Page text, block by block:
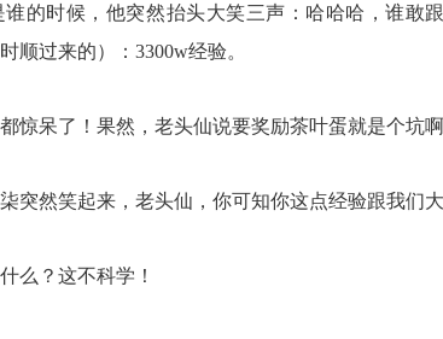
的时候，他突然抬头大笑三声：哈哈哈，谁敢
顺过来的）：3300w经验。
呆了！果然，老头仙说要奖励茶叶蛋就是个坑啊
然笑起来，老头仙，你可知你这点经验跟我们大
？这不科学！